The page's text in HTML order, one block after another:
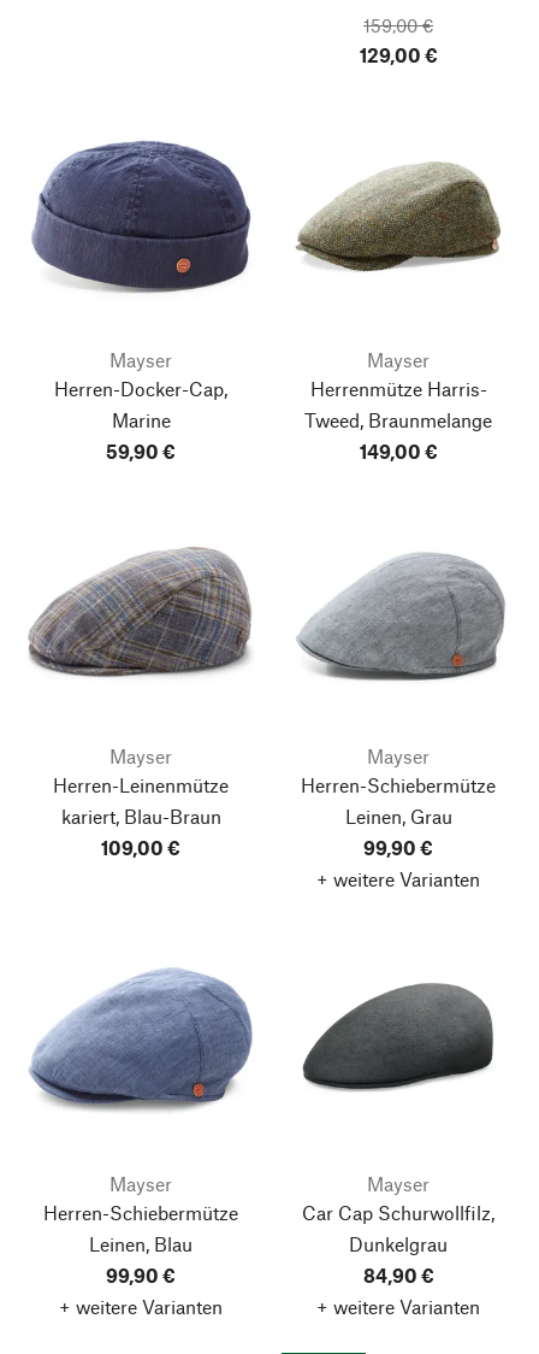
159,00 €
129,00 €
Mayser
Herren-Docker-Cap,
Marine
59,90 €
Mayser
Herrenmütze Harris-
Tweed, Braunmelange
149,00 €
Mayser
Herren-Leinenmütze
kariert, Blau-Braun
109,00 €
Mayser
Herren-Schiebermütze
Leinen, Grau
99,90 €
+ weitere Varianten
Mayser
Herren-Schiebermütze
Leinen, Blau
99,90 €
+ weitere Varianten
Mayser
Car Cap Schurwollfilz,
Dunkelgrau
84,90 €
+ weitere Varianten